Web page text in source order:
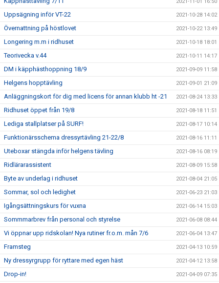
Uppsägning inför VT-22 2021-10-28 14:02
Övernattning på höstlovet 2021-10-22 13:49
Longering m.m i ridhuset 2021-10-18 18:01
Teorivecka v.44 2021-10-11 14:17
DM i käpphästhoppning 18/9 2021-09-09 11:58
Helgens hopptävling 2021-09-01 21:09
Anläggningskort för dig med licens för annan klubb ht -21 2021-08-24 13:33
Ridhuset öppet från 19/8 2021-08-18 11:51
Lediga stallplatser på SURF! 2021-08-17 10:14
Funktionärsschema dressyrtävling 21-22/8 2021-08-16 11:11
Uteboxar stängda inför helgens tävling 2021-08-16 08:19
Ridlärarassistent 2021-08-09 15:58
Byte av underlag i ridhuset 2021-08-04 21:05
Sommar, sol och ledighet 2021-06-23 21:03
Igångsättningskurs för vuxna 2021-06-14 15:03
Sommmarbrev från personal och styrelse 2021-06-08 08:44
Vi öppnar upp ridskolan! Nya rutiner fr.o.m. mån 7/6 2021-06-04 13:47
Framsteg 2021-04-13 10:59
Ny dressyrgrupp för ryttare med egen häst 2021-04-12 13:58
Drop-in! 2021-04-09 07:35